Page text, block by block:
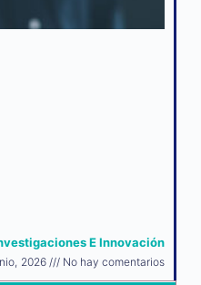
E Innovación
2026 No hay comentarios